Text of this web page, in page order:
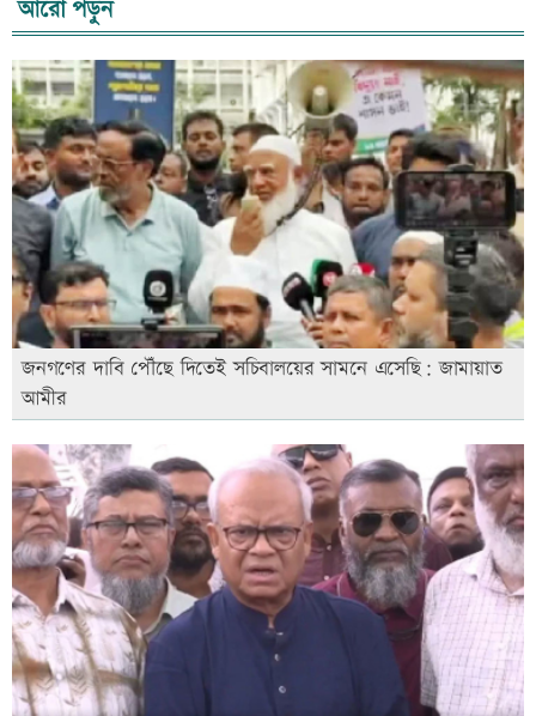
আরো পড়ুন
জনগণের দাবি পৌঁছে দিতেই সচিবালয়ের সামনে এসেছি: জামায়াত
আমীর